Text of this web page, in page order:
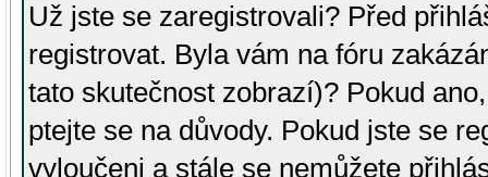
Už jste se zaregistrovali? Před
registrovat. Byla vám na fóru
tato skutečnost zobrazí)? Pokud
ptejte se na důvody. Pokud jste se
vyloučeni a stále se nemůžete